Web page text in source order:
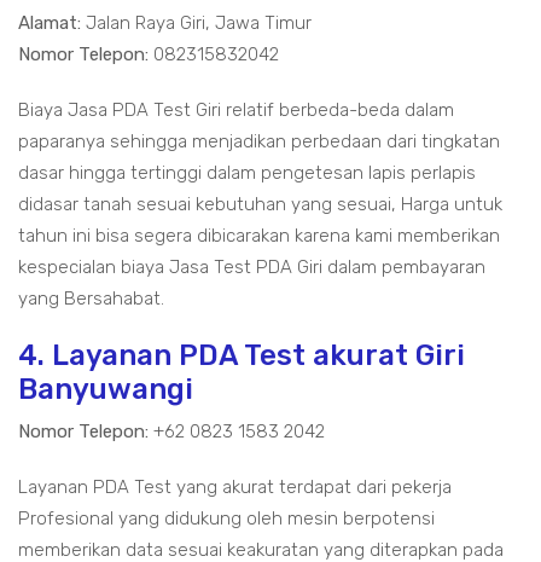
Alamat: Jalan Raya Giri, Jawa Timur
Nomor Telepon: 082315832042
Biaya Jasa PDA Test Giri relatif berbeda-beda dalam
paparanya sehingga menjadikan perbedaan dari tingkatan
dasar hingga tertinggi dalam pengetesan lapis perlapis
didasar tanah sesuai kebutuhan yang sesuai, Harga untuk
tahun ini bisa segera dibicarakan karena kami memberikan
kespecialan biaya Jasa Test PDA Giri dalam pembayaran
yang Bersahabat.
4. Layanan PDA Test akurat Giri
Banyuwangi
Nomor Telepon: +62 0823 1583 2042
Layanan PDA Test yang akurat terdapat dari pekerja
Profesional yang didukung oleh mesin berpotensi
memberikan data sesuai keakuratan yang diterapkan pada